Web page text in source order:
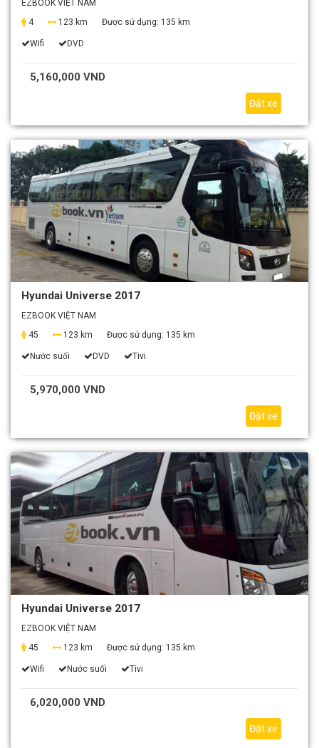
EZBOOK VIỆT NAM
4
123 km Được sử dụng: 135 km
Wifi DVD
5,160,000 VND
Đặt xe
Hyundai Universe 2017
EZBOOK VIỆT NAM
45
123 km Được sử dụng: 135 km
Nước suối DVD Tivi
5,970,000 VND
Đặt xe
Hyundai Universe 2017
EZBOOK VIỆT NAM
45
123 km Được sử dụng: 135 km
Wifi Nước suối Tivi
6,020,000 VND
Đặt xe